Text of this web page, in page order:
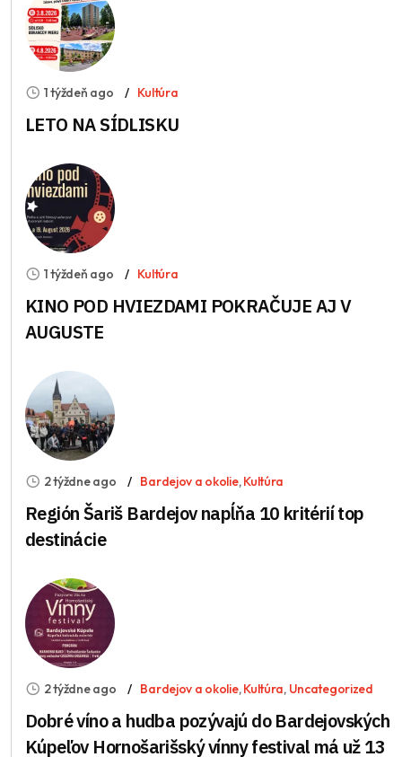
1 týždeň ago Kultúra
LETO NA SÍDLISKU
1 týždeň ago Kultúra
KINO POD HVIEZDAMI POKRAČUJE AJ V
AUGUSTE
2 týždne ago Bardejov a okolie,Kultúra
Región Šariš Bardejov napĺňa 10 kritérií top
destinácie
2 týždne ago Bardejov a okolie,Kultúra, Uncategorized
Dobré víno a hudba pozývajú do Bardejovských
Kúpeľov Hornošarišský vínny festival má už 13